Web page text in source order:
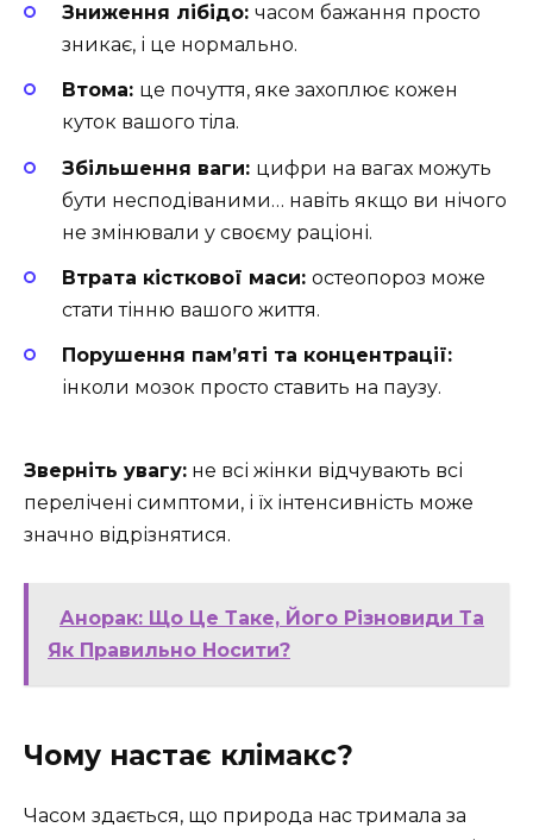
Зниження лібідо: часом бажання просто
зникає, і це нормально.
Втома: це почуття, яке захоплює кожен
куток вашого тіла.
Збільшення ваги: цифри на вагах можуть
бути несподіваними… навіть якщо ви нічого
не змінювали у своєму раціоні.
Втрата кісткової маси: остеопороз може
стати тінню вашого життя.
Порушення пам’яті та концентрації:
інколи мозок просто ставить на паузу.
Зверніть увагу: не всі жінки відчувають всі
перелічені симптоми, і їх інтенсивність може
значно відрізнятися.
Анорак: Що Це Таке, Його Різновиди Та
Як Правильно Носити?
Чому настає клімакс?
Часом здається, що природа нас тримала за